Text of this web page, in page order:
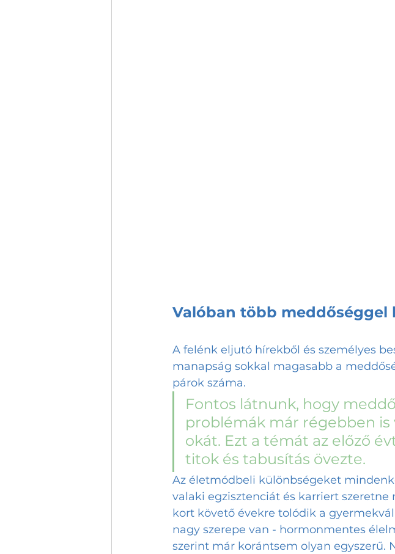
Valóban több meddőséggel
A felénk eljutó hírekből és személyes
manapság sokkal magasabb a
párok száma.
Fontos látnunk, hogy
problémák már régebben
okát. Ezt a témát az előző
titok és tabusítás övezte.
Az életmódbeli különbségeket
valaki egzisztenciát és karriert
kort követő évekre tolódik a
nagy szerepe van - hormonmentes
szerint már korántsem olyan egyszerű.